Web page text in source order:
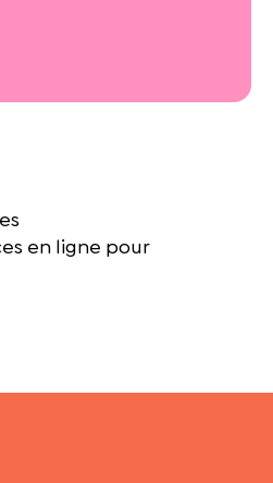
en ligne pour